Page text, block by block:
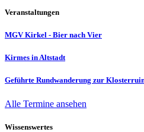
Veranstaltungen
MGV Kirkel - Bier nach Vier
Kirmes in Altstadt
Geführte Rundwanderung zur
Alle Termine ansehen
Wissenswertes